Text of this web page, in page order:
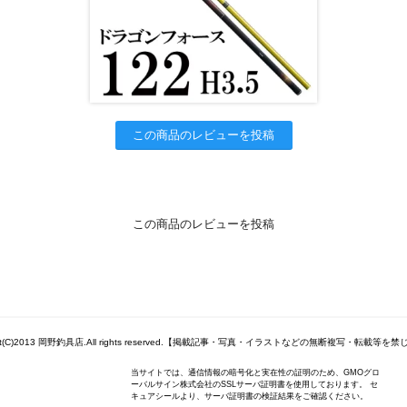
この商品のレビューを投稿
この商品のレビューを投稿
岡野釣具店.All rights reserved.【掲載記事・写真・イラストなどの無断複写・転載等を禁じ
当サイトでは、通信情報の暗号化と実在性の証明のため、GMOグロ
ーバルサイン株式会社のSSLサーバ証明書を使用しております。 セ
キュアシールより、サーバ証明書の検証結果をご確認ください。